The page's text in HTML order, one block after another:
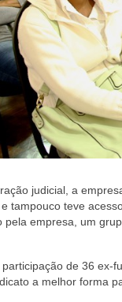
judicial, a
tampouco teve
pela empresa, um
de 36 ex-
a melhor forma